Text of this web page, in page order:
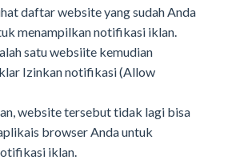
daftar website yang sudah Anda
menampilkan notifikasi iklan.
satu websiite kemudian
Izinkan notifikasi (Allow
website tersebut tidak lagi bisa
browser Anda untuk
iklan.